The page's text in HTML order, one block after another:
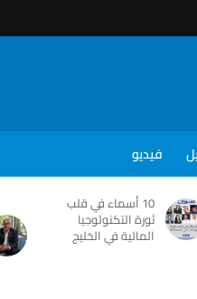
فيديو
10 أسماء في قلب
ثورة التكنولوجيا
المالية في الخليج